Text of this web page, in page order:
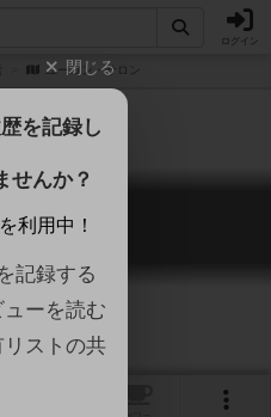
ログイン
ユーコン・サロン
サロン
Salon
閉じる
を記録し
せんか？
利用中！
記録する
ーを読む
ストの共